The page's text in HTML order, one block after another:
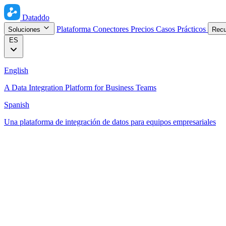
Dataddo
Soluciones Plataforma Conectores Precios Casos Prácticos
ES
English
A Data Integration Platform for Business Teams
Spanish
Una plataforma de integración de datos para equipos empresariales